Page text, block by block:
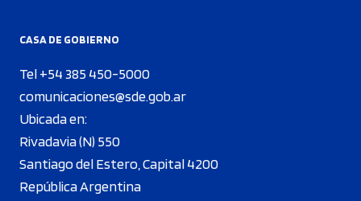
CASA DE GOBIERNO
Tel +54 385 450-5000
comunicaciones@sde.gob.ar
Ubicada en:
Rivadavia (N) 550
Santiago del Estero, Capital 4200
República Argentina